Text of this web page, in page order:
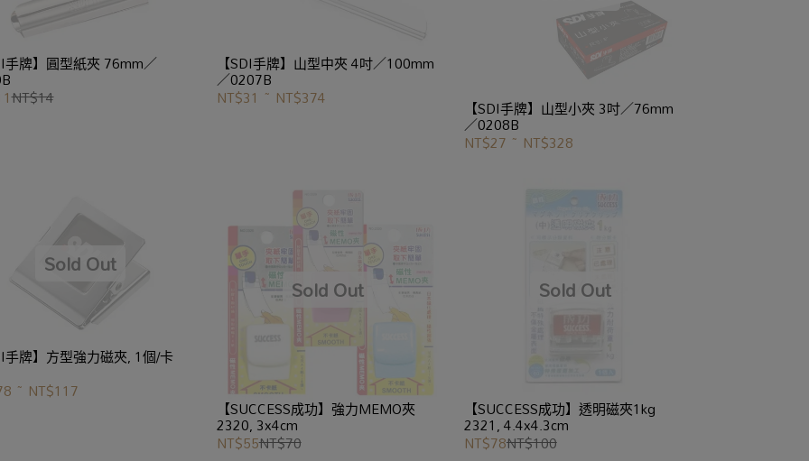
手牌】圓型紙夾 76mm／
NT$14
【SDI手牌】山型中夾 4吋／100mm
／0207B
NT$31 ~ NT$374 【SDI手牌】山型小夾 3吋／76mm
／0208B
NT$27 ~ NT$328
手牌】方型強力磁夾, 1個/卡
~ NT$117
【SUCCESS成功】強力MEMO夾
2320, 3x4cm
NT$55NT$70
【SUCCESS成功】透明磁夾1kg
2321, 4.4x4.3cm
NT$78NT$100